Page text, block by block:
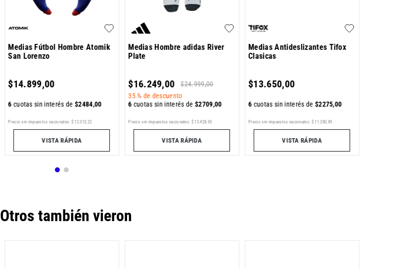
Medias Fútbol Hombre Atomik
San Lorenzo
$14.899,00
6cuotas sin interés de$2484,00
Precio sin impuestos nacionales: $ 12 .313 22
VISTA RÁPIDA
Medias Hombre adidas River
Plate
$16.249,00 $24.999,00
35 % de descuento
6cuotas sin interés de$2709,00
Precio sin impuestos nacionales: $ 13 .428 93
VISTA RÁPIDA
Medias Antideslizantes Tifox
Clasicas
$13.650,00
6cuotas sin interés de$2275,00
Precio sin impuestos nacionales: $ 11 .280 99
VISTA RÁPIDA
Otros también vieron